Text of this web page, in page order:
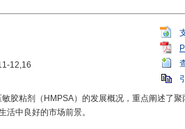
12,16
胶粘剂（HMPSA）的发展概况，重点阐述了聚
活中良好的市场前景。